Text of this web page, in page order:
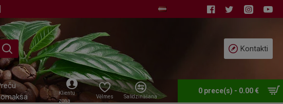
Kontakti
Klientu
zona
Vēlmes Salīdzināšana
0 prece(s) - 0.00 €